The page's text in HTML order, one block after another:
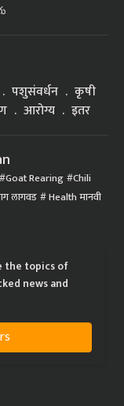
पशुसंवर्धन
कृषी
आरोग्य इतर
Goat Rearing Chili
लागवड Health मानवी
the topics of
news and